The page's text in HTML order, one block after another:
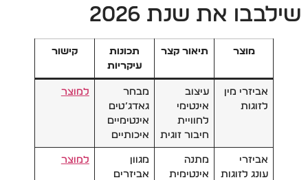
שילבבו את שנת 2026
מוצר תיאור קצר
תכונות
עיקריות
קישור
אביזרי מין
לזוגות
עיצוב
אינטימי
לחוויית
חיבור זוגית
מבחר
גאדג’טים
אינטימיים
איכותיים
למוצר
אביזרי
עונג לזוגות
מתנה
אינטימית
מגוון
אביזרים
למוצר